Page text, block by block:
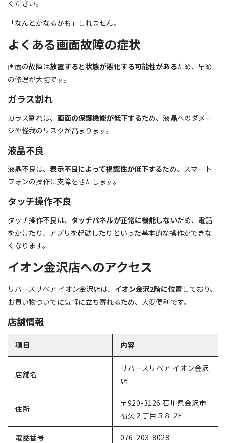
ください。
「なんとかなるかも」しれません。
よくある画面故障の症状
画面の故障は放置すると状態が悪化する可能性があるため、早め
の修理が大切です。
ガラス割れ
ガラス割れは、 画面の保護機能が低下するため、液晶へのダメー
ジや怪我のリスクが高まります。
液晶不良
液晶不良は、 表示不良によって視認性が低下するため、スマート
フォンの操作に支障をきたします。
タッチ操作不良
タッチ操作不良は、 タッチパネルが正常に機能しないため、電話
をかけたり、アプリを起動したりといった基本的な操作ができな
くなります。
イオン金沢店へのアクセス
リバースリペア イオン金沢店は、 イオン金沢2階に位置 しており、
お買い物ついでに気軽に立ち寄れるため、大変便利です。
店舗情報
項目 内容
店舗名
リバースリペア イオン金沢
店
住所
〒920-3126 石川県金沢市
福久２丁目５８ 2F
電話番号 076-203-8028